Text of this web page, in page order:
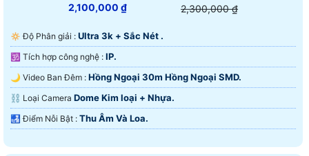
2,100,000 ₫ 2,300,000 ₫
🔅 Độ Phân giải : Ultra 3k + Sắc Nét .
🕉️ Tích hợp công nghệ : IP.
🌙 Video Ban Đêm : Hồng Ngoại 30m Hồng Ngoại SMD.
⛓ Loại Camera Dome Kim loại + Nhựa.
️🛃 Điểm Nỗi Bật : Thu Âm Và Loa.